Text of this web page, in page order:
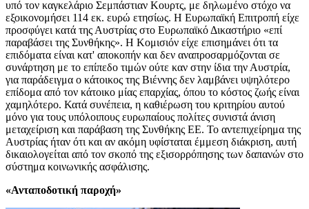
υπό τον καγκελάριο Σεμπάστιαν Κουρτς, με δηλωμένο στόχο να
εξοικονομήσει 114 εκ. ευρώ ετησίως. Η Ευρωπαϊκή Επιτροπή είχε
προσφύγει κατά της Αυστρίας στο Ευρωπαϊκό Δικαστήριο «επί
παραβάσει της Συνθήκης». Η Κομισιόν είχε επισημάνει ότι τα
επιδόματα είναι κατ' αποκοπήν και δεν αναπροσαρμόζονται σε
συνάρτηση με το επίπεδο τιμών ούτε καν στην ίδια την Αυστρία,
για παράδειγμα ο κάτοικος της Βιέννης δεν λαμβάνει υψηλότερο
επίδομα από τον κάτοικο μίας επαρχίας, όπου το κόστος ζωής είναι
χαμηλότερο. Κατά συνέπεια, η καθιέρωση του κριτηρίου αυτού
μόνο για τους υπόλοιπους ευρωπαίους πολίτες συνιστά άνιση
μεταχείριση και παράβαση της Συνθήκης ΕΕ. Το αντεπιχείρημα της
Αυστρίας ήταν ότι και αν ακόμη υφίσταται έμμεση διάκριση, αυτή
δικαιολογείται από τον σκοπό της εξισορρόπησης των δαπανών στο
σύστημα κοινωνικής ασφάλισης.
«Ανταποδοτική παροχή»